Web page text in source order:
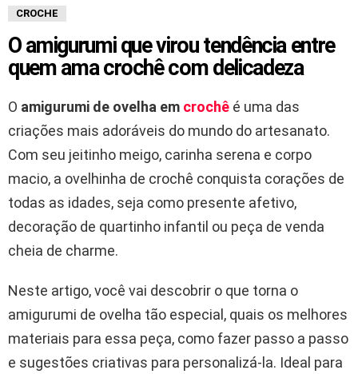
CROCHE
O amigurumi que virou tendência entre
quem ama crochê com delicadeza
O amigurumi de ovelha em crochê é uma das
criações mais adoráveis do mundo do artesanato.
Com seu jeitinho meigo, carinha serena e corpo
macio, a ovelhinha de crochê conquista corações de
todas as idades, seja como presente afetivo,
decoração de quartinho infantil ou peça de venda
cheia de charme.
Neste artigo, você vai descobrir o que torna o
amigurumi de ovelha tão especial, quais os melhores
materiais para essa peça, como fazer passo a passo
e sugestões criativas para personalizá-la. Ideal para